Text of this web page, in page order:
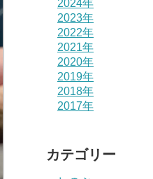
2024年
2023年
2022年
2021年
2020年
2019年
2018年
2017年
カテゴリー